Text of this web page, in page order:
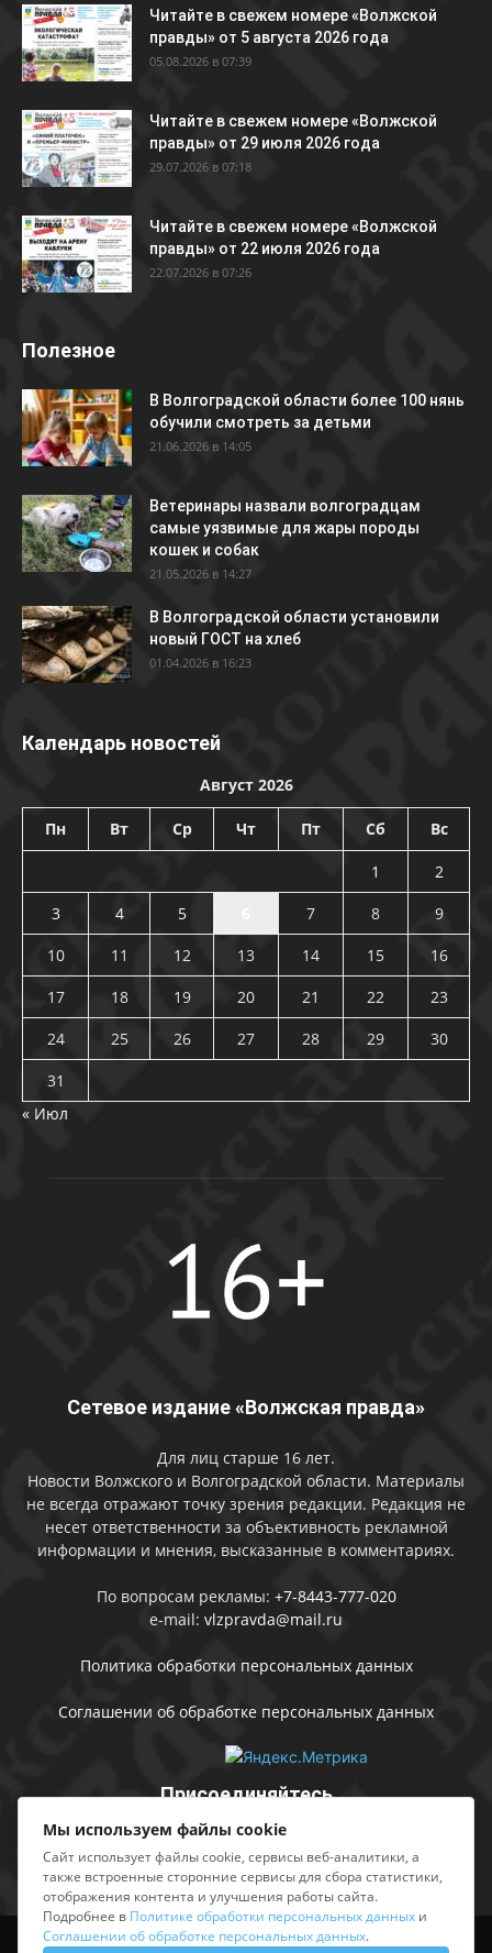
Читайте в свежем номере «Волжской
правды» от 5 августа 2026 года
05.08.2026 в 07:39
Читайте в свежем номере «Волжской
правды» от 29 июля 2026 года
29.07.2026 в 07:18
Читайте в свежем номере «Волжской
правды» от 22 июля 2026 года
22.07.2026 в 07:26
Полезное
В Волгоградской области более 100 нянь
обучили смотреть за детьми
21.06.2026 в 14:05
Ветеринары назвали волгоградцам
самые уязвимые для жары породы
кошек и собак
21.05.2026 в 14:27
В Волгоградской области установили
новый ГОСТ на хлеб
01.04.2026 в 16:23
Календарь новостей
Август 2026
Пн Вт Ср Чт Пт Сб Вс
1
2
3
4 5 7 8
9
10
11 12 13 14 15
16
17
18 19 20 21 22
23
24
25 26 27 28 29
30
31
« Июл
Сетевое издание «Волжская правда»
Для лиц старше 16 лет.
Новости Волжского и Волгоградской области. Материалы
не всегда отражают точку зрения редакции. Редакция не
несет ответственности за объективность рекламной
информации и мнения, высказанные в комментариях.
По вопросам рекламы: +7-8443-777-020
e-mail: vlzpravda@mail.ru
Политика обработки персональных данных
Соглашении об обработке персональных данных
Присоединяйтесь
Выходные данные Sing in
Мы используем файлы cookie
Сайт использует файлы cookie, сервисы веб-аналитики, а
также встроенные сторонние сервисы для сбора статистики,
отображения контента и улучшения работы сайта.
Подробнее в Политике обработки персональных данных и
Соглашении об обработке персональных данных.